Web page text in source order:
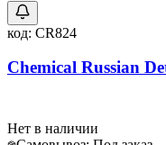
код: CR824
Chemical Russian
Нет в наличии